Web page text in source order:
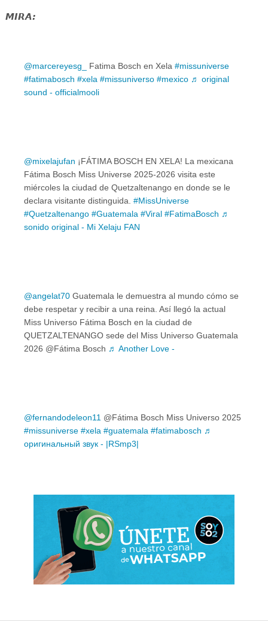
MIRA:
@marcereyesg_ Fatima Bosch en Xela #missuniverse
#fatimabosch #xela #missuniverso #mexico ♬ original
sound - officialmooli
@mixelajufan ¡FÁTIMA BOSCH EN XELA! La mexicana
Fátima Bosch Miss Universe 2025-2026 visita este
miércoles la ciudad de Quetzaltenango en donde se le
declara visitante distinguida. #MissUniverse
#Quetzaltenango #Guatemala #Viral #FatimaBosch ♬
sonido original - Mi Xelaju FAN
@angelat70 Guatemala le demuestra al mundo cómo se
debe respetar y recibir a una reina. Así llegó la actual
Miss Universo Fátima Bosch en la ciudad de
QUETZALTENANGO sede del Miss Universo Guatemala
2026 @Fátima Bosch ♬ Another Love -
@fernandodeleon11 @Fátima Bosch Miss Universo 2025
#missuniverse #xela #guatemala #fatimabosch ♬
оригинальный звук - |RSmp3|